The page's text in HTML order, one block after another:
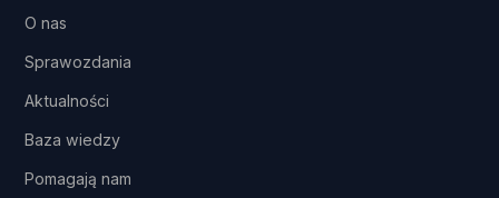
O nas
Sprawozdania
Aktualności
Baza wiedzy
Pomagają nam